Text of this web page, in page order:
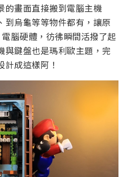
的畫面直接搬到電腦主機
到烏龜等等物件都有，讓原
腦硬體，彷彿瞬間活撥了起
與鍵盤也是瑪利歐主題，完
成這樣阿！